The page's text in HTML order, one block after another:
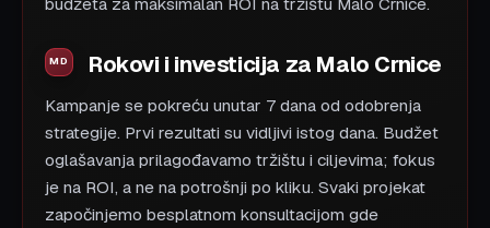
Rokovi i investicija za Malo Crnice
Kampanje se pokreću unutar 7 dana od odobrenja
strategije. Prvi rezultati su vidljivi istog dana. Budžet
oglašavanja prilagođavamo tržištu i ciljevima; fokus
je na ROI, a ne na potrošnji po kliku. Svaki projekat
započinjemo besplatnom konsultacijom gde